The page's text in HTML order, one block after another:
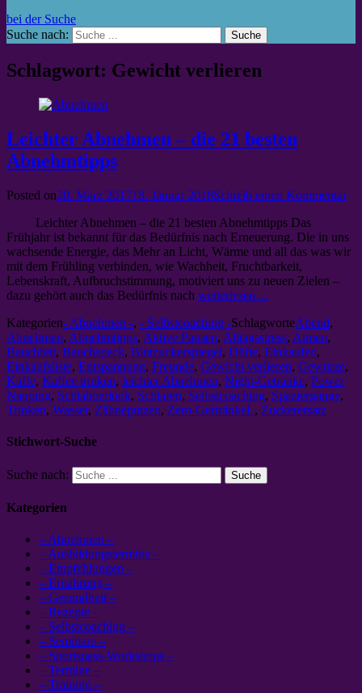
bei der Suche
Suche nach:
Schlagwort: Gewicht verlieren
Leichter Abnehmen – die 21 besten
Abnehmtipps
Posted on20. März 201718. Januar 2018Schreib einen Kommentar
Leichter Abnehmen – die 21 besten Abnehmtipps Das
Frühjahr ist bekannt für das Bedürfnis nach Erneuerung. Die in uns
wachsende Energie, das Mehr an Licht, Wärme und all das was wir
mit dem Frühling verbinden, wie Wachheit, Fruchtbarkeit,
Lebenskraft, Aufbruchstimmung, motiviert uns zu neuen Zielen –
dazu gehört auch das Bedürfnis nach weiterlesen…
Kategorien- Abnehmen -, - Selbstcoaching -SchlagworteAbend,
Abnehmen, Abnehmtipps, Aktive Pausen, Alltagsstress, Atmen,
Bauchfett, Bauchspeck, Blutzuckerspiegel, Düfte, Einkaufen,
Einkaufsliste, Entspannung, Freunde, Gewicht verlieren, Gewürze,
Kaffe, Kaffee trinken, leichter Abnehmen, Night-Getränke, Power
Napping, Schlabberlook, Schlafen, Selbstcoaching, Spaziergänge,
Trinken, Wasser, Zähneputzen, Zero-GertränkeL, Zuckerersatz
Stichwort-Suche
Suche nach:
Kategorien
– Abnehmen –
– Ausbildungstermine –
– Empfehlungen –
– Ernährung –
– Gesundheit –
– Rezepte –
– Selbstcoaching –
– Seminare –
– Sportspass-Workshops –
– Termine –
– Training –